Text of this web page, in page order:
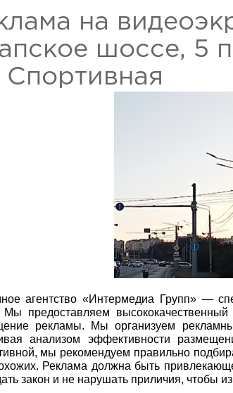
на
шоссе, 5
Спортивная
агентство «Интермедиа Групп» —
предоставляем
рекламы. Мы организуем
анализом эффективности
мы рекомендуем правильно
Реклама должна быть
закон и не нарушать приличия, чтобы